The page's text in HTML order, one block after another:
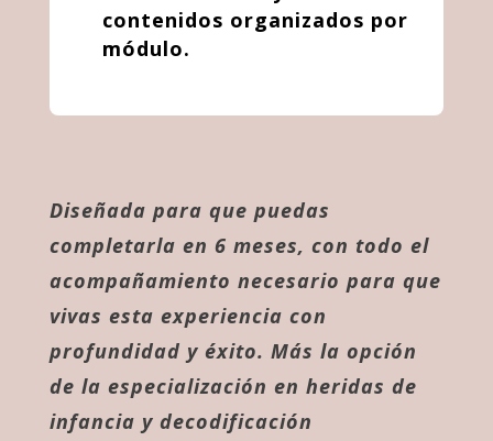
contenidos organizados por
módulo.
Diseñada para que puedas
completarla en 6 meses, con todo el
acompañamiento necesario para que
vivas esta experiencia con
profundidad y éxito. Más la opción
de la especialización en heridas de
infancia y decodificación